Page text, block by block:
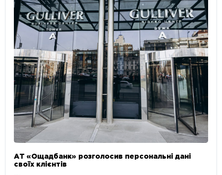
АТ «Ощадбанк» розголосив персональні дані
своїх клієнтів